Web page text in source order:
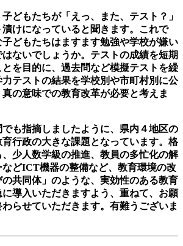
どもたちが「えっ、また、テスト？」
けになっていると聞きます。これで
どもたちはますます勉強や学校が嫌い
ないでしょうか。テストの成績を短期
を目的に、過去問など模擬テストを繰
力テストの結果を学校別や市町村別に公
の意味での教育改革が必要と考えま
も指摘しましたように、県内４地区の
行政の大きな課題となっています。格
少人数学級の推進、教員の多忙化の解
どICT機器の整備など、教育環境の改
共同体」のような、実効性のある教育
導入いただきますよう、重ねて、 お願
らせていただきます。有難うございま